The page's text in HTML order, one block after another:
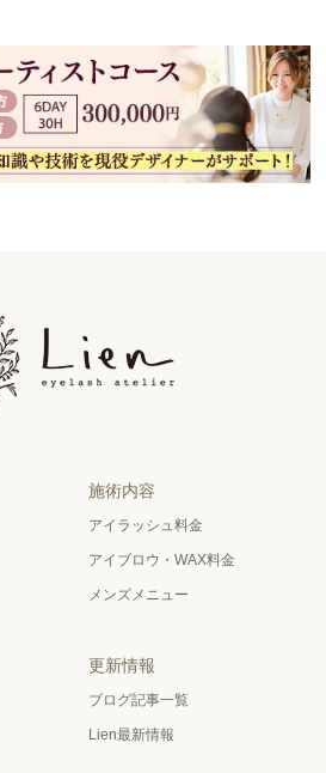
施術内容
アイラッシュ料金
アイブロウ・WAX料金
メンズメニュー
更新情報
ブログ記事一覧
Lien最新情報